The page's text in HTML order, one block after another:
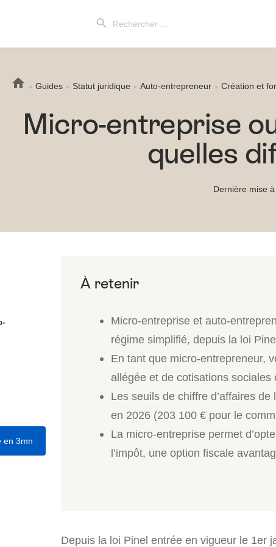
for:
Guides Statut juridique Auto-entrepreneur Création et
Micro-entreprise
quelles
Dernière mise
en 3mn
Micro-entreprise et auto-
régime simplifié, depuis la loi
En tant que micro-entrepreneur,
allégée et de cotisations sociales
Les seuils de chiffre d’affaires
en 2026 (203 100 € pour le
La micro-entreprise permet
l’impôt, une option fiscale
Depuis la loi Pinel entrée en vigueur le 1er